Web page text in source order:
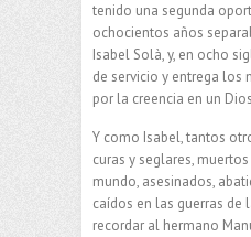
tenido una segunda
ochocientos años
Isabel Solà, y, en ocho
de servicio y entrega los
por la creencia en un
Y como Isabel, tantos
curas y seglares,
mundo, asesinados,
caídos en las guerras de
recordar al hermano